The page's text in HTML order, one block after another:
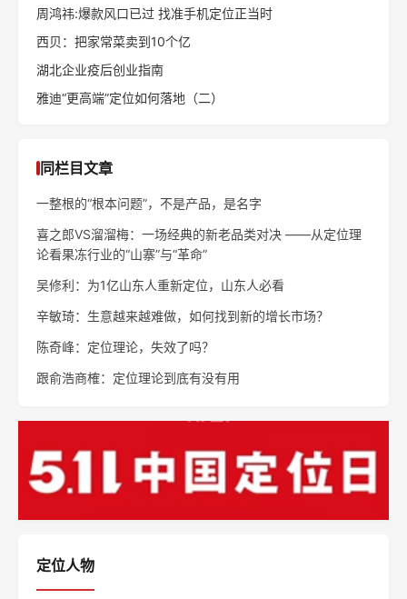
周鸿祎:爆款风口已过 找准手机定位正当时
西贝：把家常菜卖到10个亿
湖北企业疫后创业指南
雅迪“更高端”定位如何落地（二）
同栏目文章
一整根的“根本问题”，不是产品，是名字
喜之郎VS溜溜梅：一场经典的新老品类对决 ——从定位理
论看果冻行业的“山寨”与“革命”
吴修利：为1亿山东人重新定位，山东人必看
辛敏琦：生意越来越难做，如何找到新的增长市场？
陈奇峰：定位理论，失效了吗？
跟俞浩商榷：定位理论到底有没有用
定位人物